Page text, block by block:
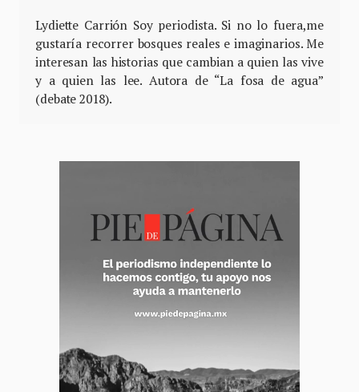
Lydiette Carrión Soy periodista. Si no lo fuera,me
gustaría recorrer bosques reales e imaginarios. Me
interesan las historias que cambian a quien las vive
y a quien las lee. Autora de “La fosa de agua”
(debate 2018).